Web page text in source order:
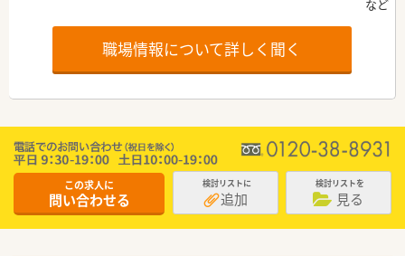
職場情報について詳しく聞く
この求人に
問い合わせる
検討リストに
追加
検討リストを
見る